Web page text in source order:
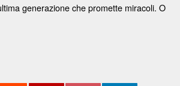
generazione che promette miracoli. O